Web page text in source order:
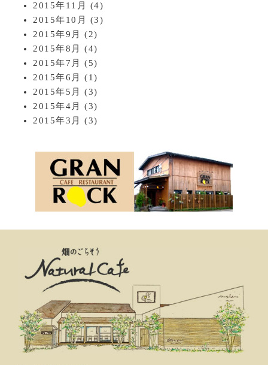
2015年11月
(4)
2015年10月
(3)
2015年9月
(2)
2015年8月
(4)
2015年7月
(5)
2015年6月
(1)
2015年5月
(3)
2015年4月
(3)
2015年3月
(3)